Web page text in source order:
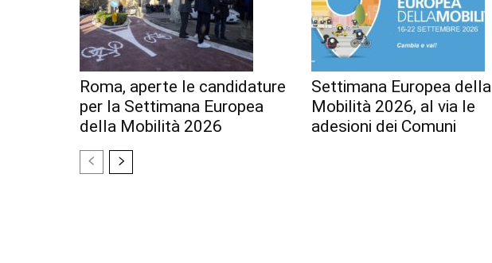
Roma, aperte le candidature
per la Settimana Europea
della Mobilità 2026
Settimana Europea della
Mobilità 2026, al via le
adesioni dei Comuni